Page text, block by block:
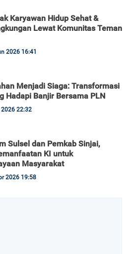
Karyawan Hidup Sehat &
Lewat Komunitas Teman
2026 16:41
Menjadi Siaga: Transformasi
Hadapi Banjir Bersama PLN
2026 22:32
Sulsel dan Pemkab Sinjai,
KI untuk
Masyarakat
2026 19:58